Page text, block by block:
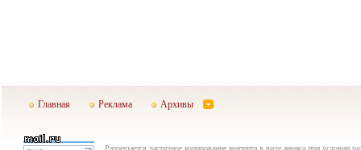
Главная Реклама Архивы
Разрешается частичное копирование контента в виде анонса при условии